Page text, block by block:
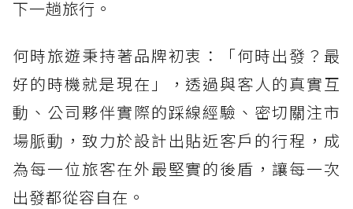
下一趟旅行。
何時旅遊秉持著品牌初衷：「何時出發？最
好的時機就是現在」，透過與客人的真實互
動、公司夥伴實際的踩線經驗、密切關注市
場脈動，致力於設計出貼近客戶的行程，成
為每一位旅客在外最堅實的後盾，讓每一次
出發都從容自在。